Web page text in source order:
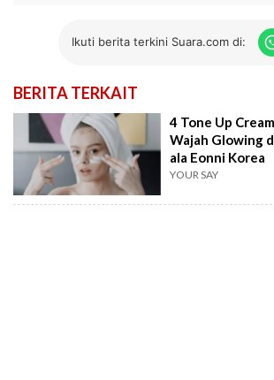
Ikuti berita terkini Suara.com di:
BERITA TERKAIT
4 Tone Up
Wajah Glowing
ala Eonni Korea
YOUR SAY